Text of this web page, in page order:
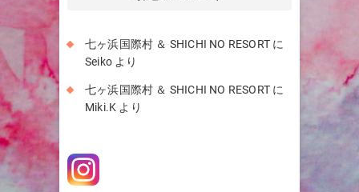
七ヶ浜国際村 ＆ SHICHI NO RESORT に
Seiko より
七ヶ浜国際村 ＆ SHICHI NO RESORT に
Miki.K より